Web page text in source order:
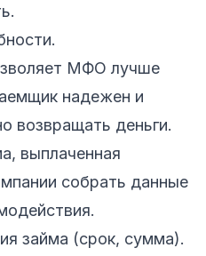
МФО лучше
надежен и
возвращать деньги.
выплаченная
собрать данные
займа (срок, сумма).